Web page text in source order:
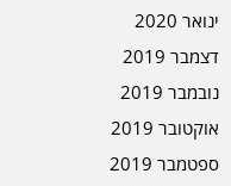
ינואר 2020
דצמבר 2019
נובמבר 2019
אוקטובר 2019
ספטמבר 2019